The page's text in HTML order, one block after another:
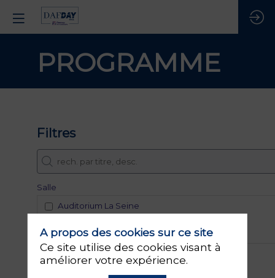
PROGRAMME
Filtres
Salle
Auditorium La Seine
Salle Saint-Laurent
Intervenants
A propos des cookies sur ce site
Ce site utilise des cookies visant à
améliorer votre expérience.